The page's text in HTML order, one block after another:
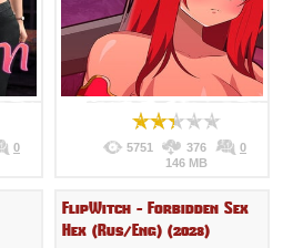
0
5751 376
0
146 MB
FlipWitch - Forbidden Sex
Hex (Rus/Eng) (2023)